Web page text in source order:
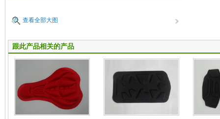
查看全部大图
跟此产品相关的产品